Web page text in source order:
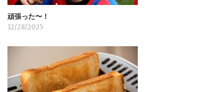
頑張った〜！
12/28/2025